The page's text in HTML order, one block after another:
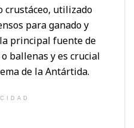
crustáceo, utilizado
para ganado y
principal fuente de
ballenas y es crucial
de la Antártida.